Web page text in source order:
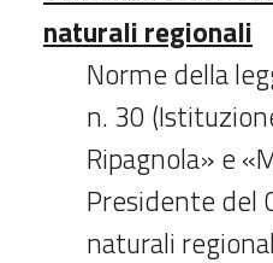
naturali regionali
Norme della
n. 30
Ripagnola» e
Presidente del
naturali